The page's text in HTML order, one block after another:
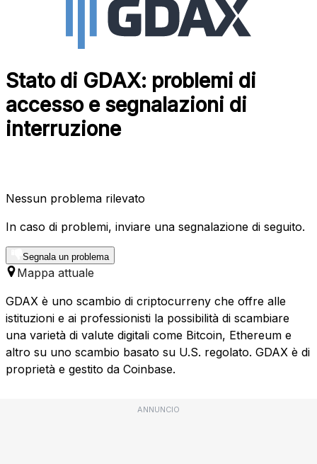
Stato di GDAX: problemi di
accesso e segnalazioni di
interruzione
Nessun problema rilevato
In caso di problemi, inviare una segnalazione di seguito.
Segnala un problema
Mappa attuale
GDAX è uno scambio di criptocurreny che offre alle
istituzioni e ai professionisti la possibilità di scambiare
una varietà di valute digitali come Bitcoin, Ethereum e
altro su uno scambio basato su U.S. regolato. GDAX è di
proprietà e gestito da Coinbase.
ANNUNCIO